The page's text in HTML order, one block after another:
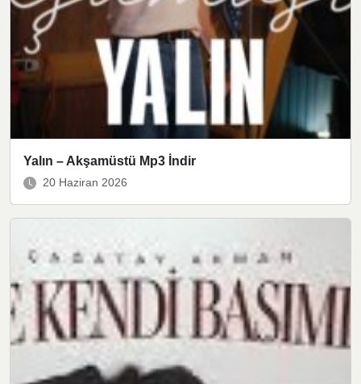
Yalın – Akşamüstü Mp3 İndir
20 Haziran 2026